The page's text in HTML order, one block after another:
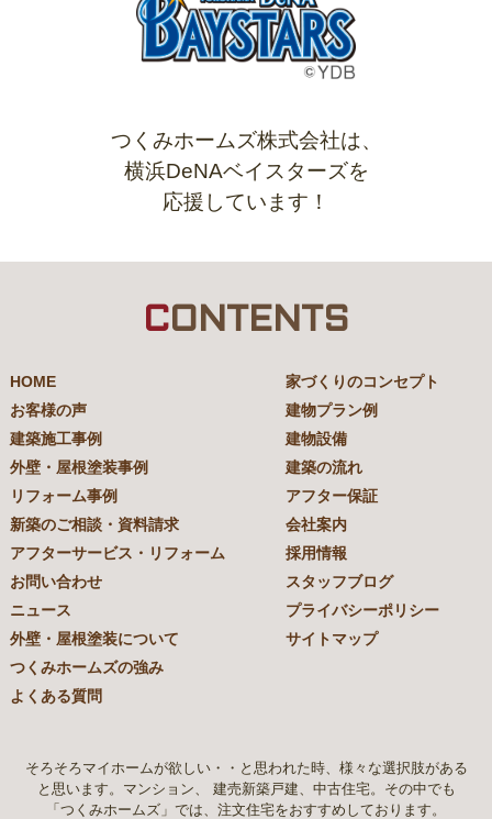
つくみホームズ株式会社は、
横浜DeNAベイスターズを
応援しています！
CONTENTS
HOME
お客様の声
建築施工事例
外壁・屋根塗装事例
リフォーム事例
新築のご相談・資料請求
アフターサービス・リフォーム
お問い合わせ
ニュース
外壁・屋根塗装について
つくみホームズの強み
よくある質問
家づくりのコンセプト
建物プラン例
建物設備
建築の流れ
アフター保証
会社案内
採用情報
スタッフブログ
プライバシーポリシー
サイトマップ
そろそろマイホームが欲しい・・と思われた時、様々な選択肢がある
と思います。マンション、 建売新築戸建、中古住宅。その中でも
「つくみホームズ」では、注文住宅をおすすめしております。